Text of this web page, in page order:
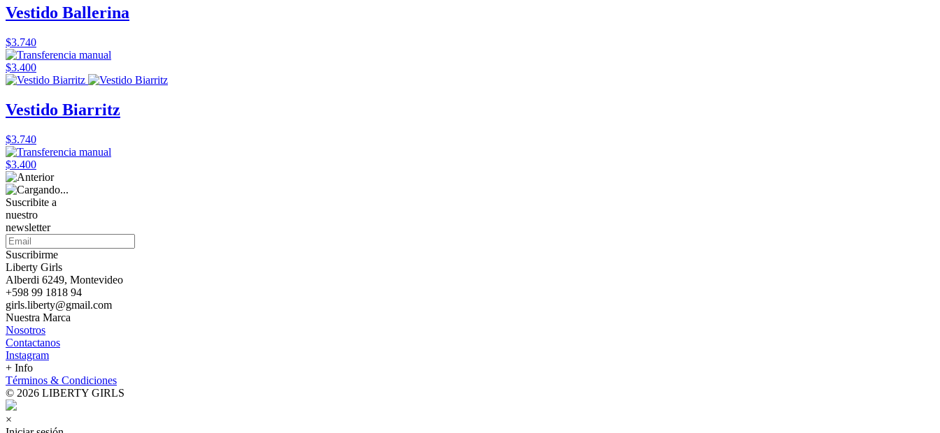
Vestido Ballerina
$3.740
$3.400
Vestido Biarritz
$3.740
$3.400
Suscribite a
nuestro
newsletter
Suscribirme
Liberty Girls
Alberdi 6249, Montevideo
+598 99 1818 94
girls.liberty@gmail.com
Nuestra Marca
Nosotros
Contactanos
Instagram
+ Info
Términos & Condiciones
© 2026 LIBERTY GIRLS
×